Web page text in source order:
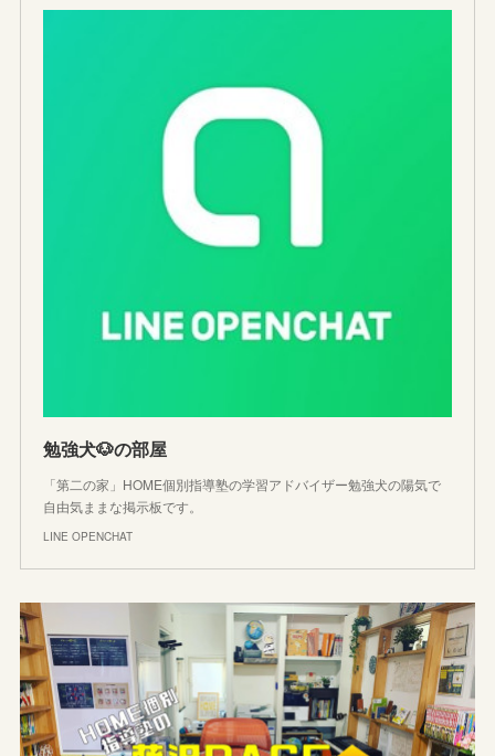
勉強犬🐶の部屋
「第二の家」HOME個別指導塾の学習アドバイザー勉強犬の陽気で
自由気ままな掲示板です。
LINE OPENCHAT